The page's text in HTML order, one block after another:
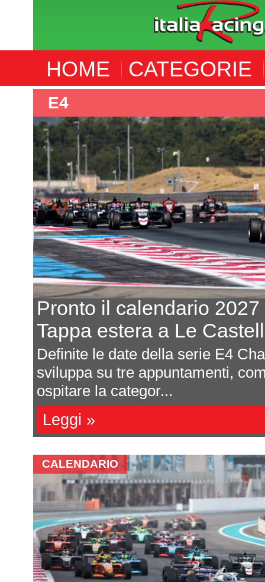
HOME CATEGORIE
GT ITALIANO
Definiti i calendari
2027 Endurance e Sprint
Con grande anticipo rispetto al
definito i calendari del Gran
della sta...
Leggi »
CALENDARIO